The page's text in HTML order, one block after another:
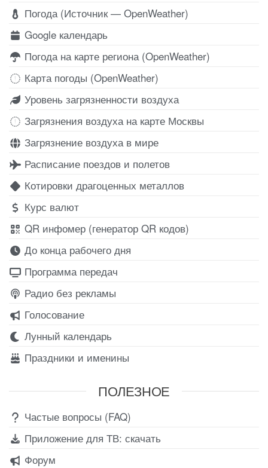
Погода (Источник — OpenWeather)
Google календарь
Погода на карте региона (OpenWeather)
Карта погоды (OpenWeather)
Уровень загрязненности воздуха
Загрязнения воздуха на карте Москвы
Загрязнение воздуха в мире
Расписание поездов и полетов
Котировки драгоценных металлов
Курс валют
QR инфомер (генератор QR кодов)
До конца рабочего дня
Программа передач
Радио без рекламы
Голосование
Лунный календарь
Праздники и именины
ПОЛЕЗНОЕ
Частые вопросы (FAQ)
Приложение для ТВ: скачать
Форум